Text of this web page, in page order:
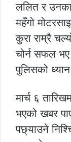
ललित र
महँगो
कुरा राम्रै
चोर्न सफल
पुलिसको
मार्च ६
भएको खबर
पछ्याउने